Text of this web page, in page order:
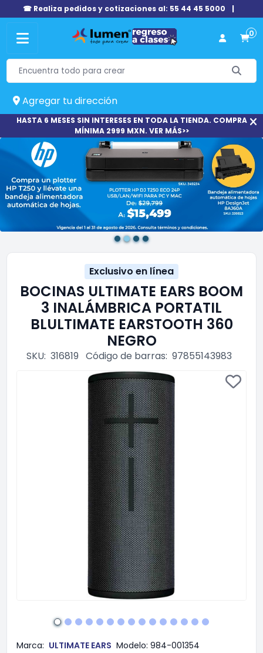
☎ Realiza pedidos y cotizaciones al: 55 44 45 5000 |
0
Agregar tu dirección
HASTA 6 MESES SIN INTERESES EN TODA LA TIENDA. COMPRA
MÍNIMA 2999 MXN. VER MÁS>>
Exclusivo en línea
BOCINAS ULTIMATE EARS BOOM
3 INALÁMBRICA PORTATIL
BLULTIMATE EARSTOOTH 360
NEGRO
SKU: 316819 Código de barras: 97855143983
Marca: ULTIMATE EARS Modelo: 984-001354